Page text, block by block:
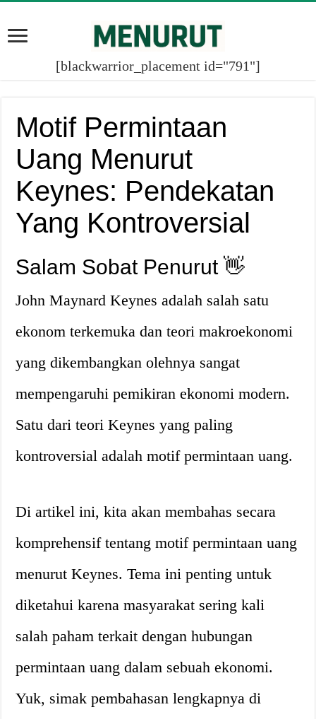
[blackwarrior_placement id="791"]
Motif Permintaan
Uang Menurut
Keynes: Pendekatan
Yang Kontroversial
Salam Sobat Penurut 👋
John Maynard Keynes adalah salah satu
ekonom terkemuka dan teori makroekonomi
yang dikembangkan olehnya sangat
mempengaruhi pemikiran ekonomi modern.
Satu dari teori Keynes yang paling
kontroversial adalah motif permintaan uang.
Di artikel ini, kita akan membahas secara
komprehensif tentang motif permintaan uang
menurut Keynes. Tema ini penting untuk
diketahui karena masyarakat sering kali
salah paham terkait dengan hubungan
permintaan uang dalam sebuah ekonomi.
Yuk, simak pembahasan lengkapnya di